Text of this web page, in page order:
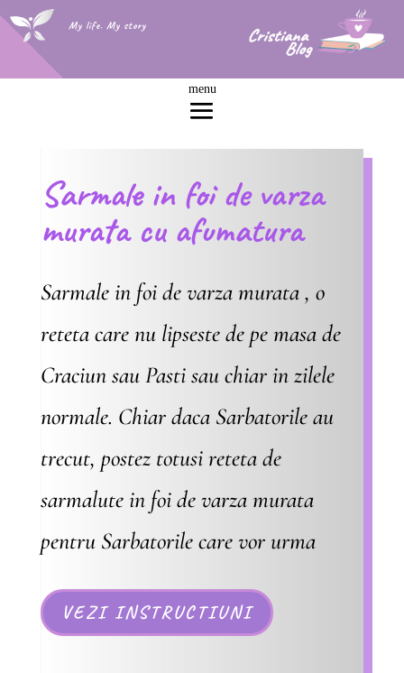
My life. My story
Sarmale in foi de varza
murata cu afumatura
Sarmale in foi de varza murata , o
reteta care nu lipseste de pe masa de
Craciun sau Pasti sau chiar in zilele
normale. Chiar daca Sarbatorile au
trecut, postez totusi reteta de
sarmalute in foi de varza murata
pentru Sarbatorile care vor urma
VEZI INSTRUCTIUNI